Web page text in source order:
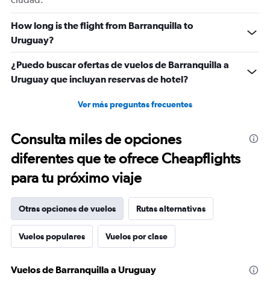
How long is the flight from Barranquilla to
Uruguay?
¿Puedo buscar ofertas de vuelos de Barranquilla a
Uruguay que incluyan reservas de hotel?
Ver más preguntas frecuentes
Consulta miles de opciones
diferentes que te ofrece Cheapflights
para tu próximo viaje
Otras opciones de vuelos Rutas alternativas
Vuelos populares Vuelos por clase
Vuelos de Barranquilla a Uruguay